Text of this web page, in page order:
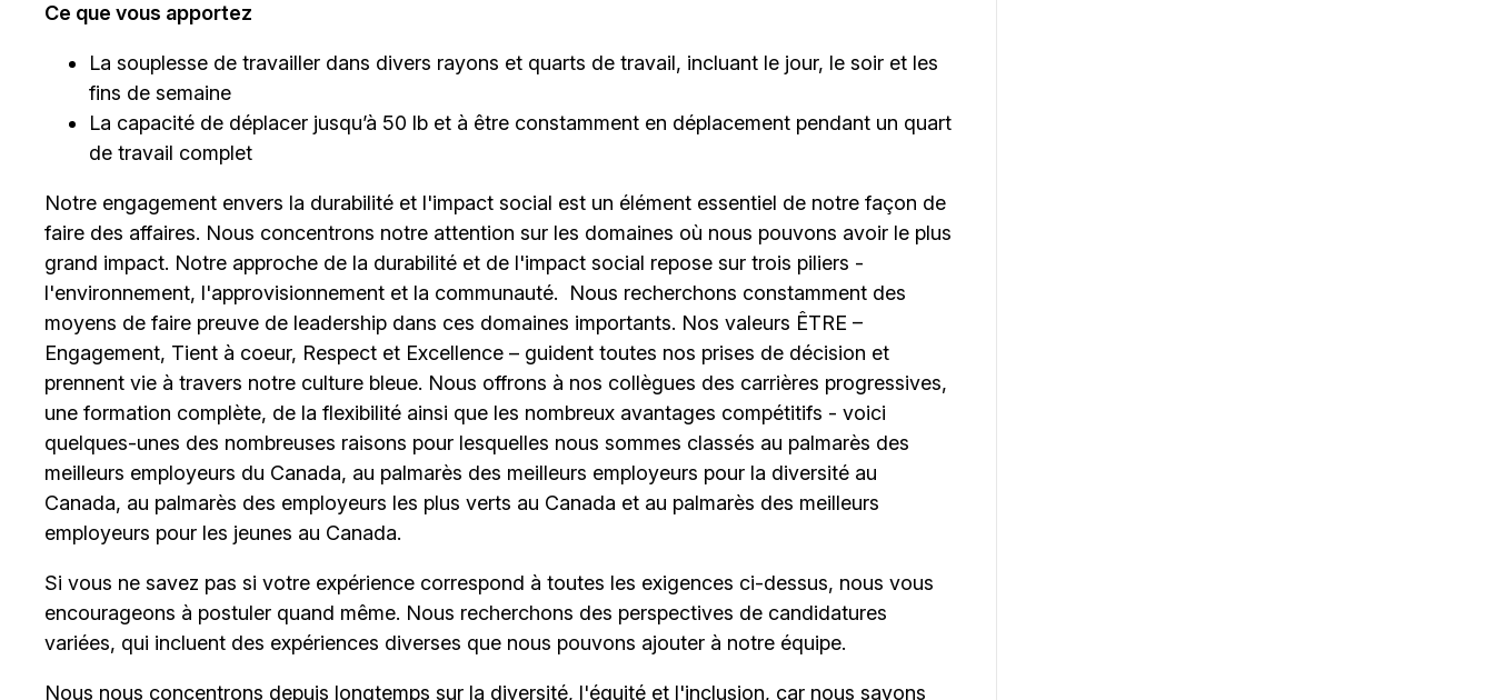
Ce que vous apportez
La souplesse de travailler dans divers rayons et quarts de travail, incluant le jour, le soir et les
fins de semaine
La capacité de déplacer jusqu’à 50 lb et à être constamment en déplacement pendant un quart
de travail complet
Notre engagement envers la durabilité et l'impact social est un élément essentiel de notre façon de
faire des affaires. Nous concentrons notre attention sur les domaines où nous pouvons avoir le plus
grand impact. Notre approche de la durabilité et de l'impact social repose sur trois piliers -
l'environnement, l'approvisionnement et la communauté.
Nous recherchons constamment des
moyens de faire preuve de leadership dans ces domaines importants. Nos valeurs ÊTRE –
Engagement, Tient à coeur, Respect et Excellence – guident toutes nos prises de décision et
prennent vie à travers notre culture bleue. Nous offrons à nos collègues des carrières progressives,
une formation complète, de la flexibilité ainsi que les nombreux avantages compétitifs - voici
quelques-unes des nombreuses raisons pour lesquelles nous sommes classés au palmarès des
meilleurs employeurs du Canada, au palmarès des meilleurs employeurs pour la diversité au
Canada, au palmarès des employeurs les plus verts au Canada et au palmarès des meilleurs
employeurs pour les jeunes au Canada.
Si vous ne savez pas si votre expérience correspond à toutes les exigences ci-dessus, nous vous
encourageons à postuler quand même. Nous recherchons des perspectives de candidatures
variées, qui incluent des expériences diverses que nous pouvons ajouter à notre équipe.
Nous nous concentrons depuis longtemps sur la diversité, l'équité et l'inclusion, car nous savons